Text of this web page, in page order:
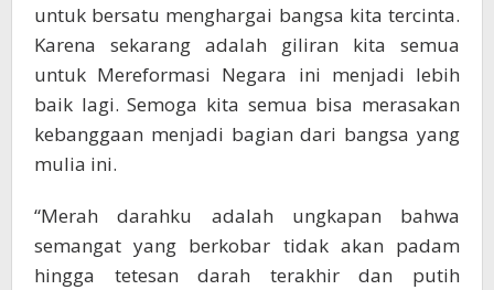
untuk bersatu menghargai bangsa kita tercinta.
Karena sekarang adalah giliran kita semua
untuk Mereformasi Negara ini menjadi lebih
baik lagi. Semoga kita semua bisa merasakan
kebanggaan menjadi bagian dari bangsa yang
mulia ini.
“Merah darahku adalah ungkapan bahwa
semangat yang berkobar tidak akan padam
hingga tetesan darah terakhir dan putih